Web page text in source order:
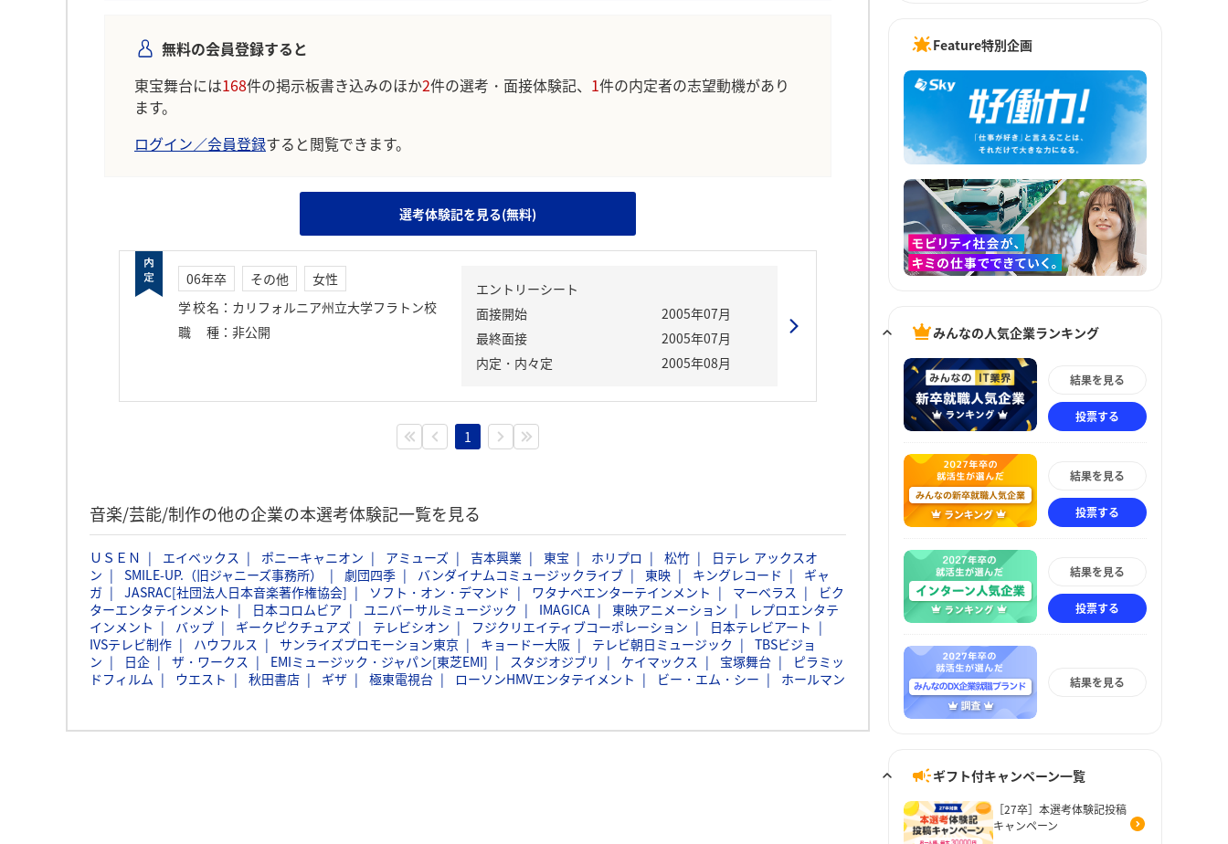
無料の会員登録すると
東宝舞台には168件の掲示板書き込みのほか2件の選考・面接体験記、 1件の内定者の志望動機があり
ます。
ログイン／会員登録すると閲覧できます。
選考体験記を見る(無料)
06年卒 その他
女性
学校名 ： カリフォルニア州立大学フラトン校
職種 ： 非公開
エントリーシート
面接開始
2005年07月
最終面接
2005年07月
内定・内々定
2005年08月
1
音楽/芸能/制作の他の企業の本選考体験記一覧を見る
ＵＳＥＮ エイベックス ポニーキャニオン アミューズ 吉本興業 東宝 ホリプロ 松竹
日テレ アックスオ
ン
SMILE-UP.（旧ジャニーズ事務所） 劇団四季 バンダイナムコミュージックライブ 東映 キングレコード
ギャ
ガ
JASRAC[社団法人日本音楽著作権協会] ソフト・オン・デマンド ワタナベエンターテインメント マーベラス
ビク
ターエンタテインメント
日本コロムビア ユニバーサルミュージック IMAGICA 東映アニメーション
レプロエンタテ
インメント
バップ ギークピクチュアズ テレビシオン フジクリエイティブコーポレーション
日本テレビアート
IVSテレビ制作
ハウフルス サンライズプロモーション東京 キョードー大阪 テレビ朝日ミュージック
TBSビジョ
ン
日企 ザ・ワークス EMIミュージック・ジャパン[東芝EMI] スタジオジブリ ケイマックス 宝塚舞台
ピラミッ
ドフィルム
ウエスト 秋田書店 ギザ 極東電視台 ローソンHMVエンタテイメント ビー・エム・シー ホールマン
Feature特別企画
みんなの人気企業ランキング
結果を見る
投票する
結果を見る
投票する
結果を見る
投票する
結果を見る
ギフト付キャンペーン一覧
［27卒］本選考体験記投稿
キャンペーン